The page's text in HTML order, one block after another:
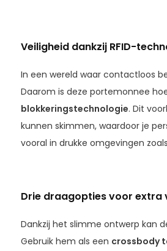
Veiligheid dankzij RFID-
In een wereld waar contactloos
Daarom is deze portemonnee
blokkeringstechnologie. Dit
kunnen skimmen, waardoor je
vooral in drukke omgevingen
Drie draagopties voor extra
Dankzij het slimme ontwerp kan
Gebruik hem als een crossbody